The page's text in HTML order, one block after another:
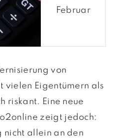
Februar
von
vielen Eigentümern als
riskant. Eine neue
zeigt jedoch:
nicht allein an den